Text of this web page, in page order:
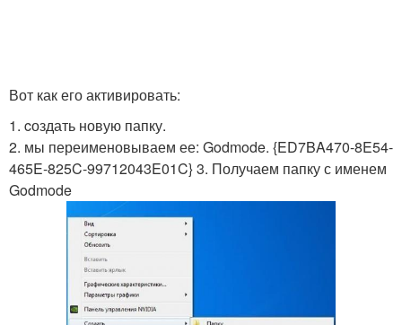
Вот как его активировать:
1. cоздать новую папку.
2. мы переименовываем ее: Godmode. {ED7BA470-8E54-
465E-825C-99712043E01C} 3. Получаем папку с именем
Godmode